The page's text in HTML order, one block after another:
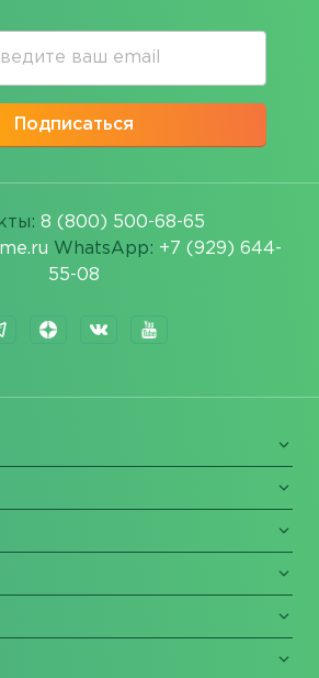
Подписаться
8 (800) 500-68-65
WhatsApp: +7 (929) 644-
55-08